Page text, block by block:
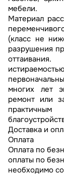
мебели.
Материал
(класс не
разрушения
многих лет
ремонт или
Доставка и
Оплата
Оплата по
оплаты по
необходимо